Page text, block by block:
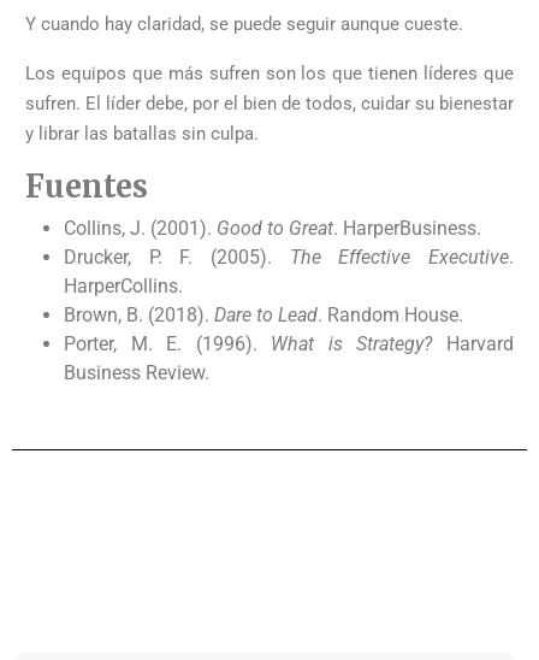
Y cuando hay claridad, se puede seguir aunque cueste.
Los equipos que más sufren son los que tienen líderes que
sufren. El líder debe, por el bien de todos, cuidar su bienestar
y librar las batallas sin culpa.
Fuentes
Collins, J. (2001). Good to Great. HarperBusiness.
Drucker, P. F. (2005). The Effective Executive.
HarperCollins.
Brown, B. (2018). Dare to Lead. Random House.
Porter, M. E. (1996). What is Strategy?Harvard
Business Review.